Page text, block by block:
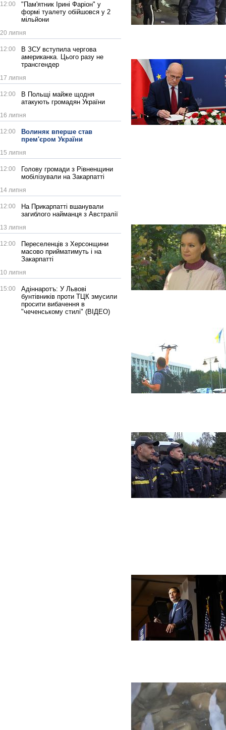
12:00
"Пам'ятник Ірині Фаріон" у
формі туалету обійшовся у 2
мільйони
20 липня
12:00
В ЗСУ вступила чергова
американка. Цього разу не
трансгендер
17 липня
12:00
В Польщі майже щодня
атакують громадян України
16 липня
12:00
Волиняк вперше став
прем'єром України
15 липня
12:00
Голову громади з Рівненщини
мобілізували на Закарпатті
14 липня
12:00
На Прикарпатті вшанували
загиблого найманця з Австралії
13 липня
12:00
Переселенців з Херсонщини
масово прийматимуть і на
Закарпатті
10 липня
15:00
Адіннаротъ: У Львові
бунтівників проти ТЦК змусили
просити вибачення в
"чеченському стилі" (ВІДЕО)